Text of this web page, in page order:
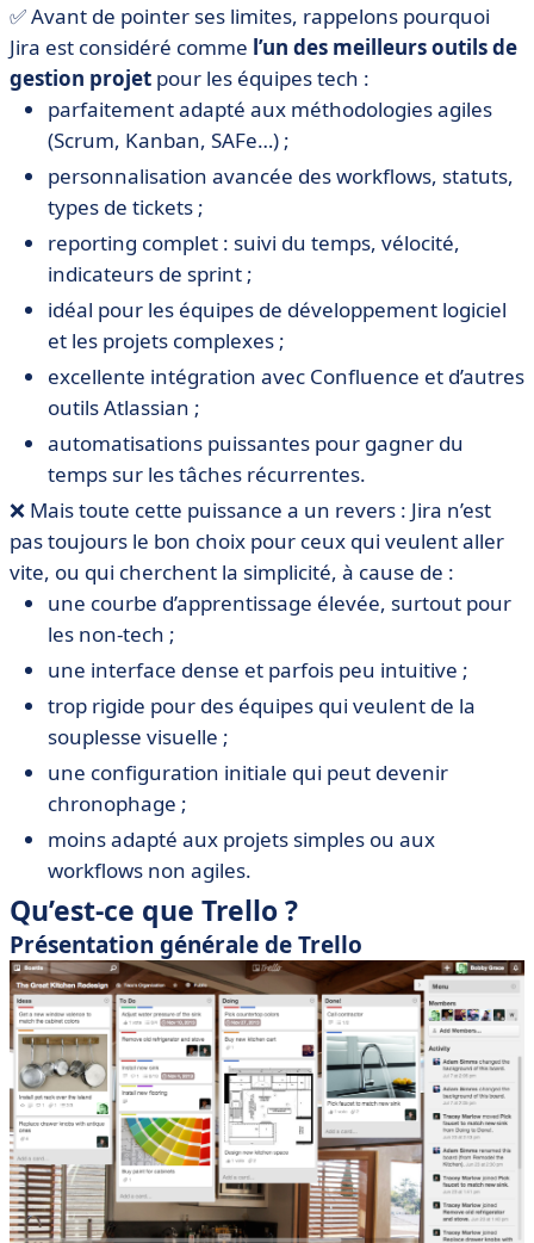
✅ Avant de pointer ses limites, rappelons pourquoi
Jira est considéré comme l’un des meilleurs outils de
gestion projet pour les équipes tech :
parfaitement adapté aux méthodologies agiles
(Scrum, Kanban, SAFe…) ;
personnalisation avancée des workflows, statuts,
types de tickets ;
reporting complet : suivi du temps, vélocité,
indicateurs de sprint ;
idéal pour les équipes de développement logiciel
et les projets complexes ;
excellente intégration avec Confluence et d’autres
outils Atlassian ;
automatisations puissantes pour gagner du
temps sur les tâches récurrentes.
❌ Mais toute cette puissance a un revers : Jira n’est
pas toujours le bon choix pour ceux qui veulent aller
vite, ou qui cherchent la simplicité, à cause de :
une courbe d’apprentissage élevée, surtout pour
les non-tech ;
une interface dense et parfois peu intuitive ;
trop rigide pour des équipes qui veulent de la
souplesse visuelle ;
une configuration initiale qui peut devenir
chronophage ;
moins adapté aux projets simples ou aux
workflows non agiles.
Qu’est-ce que Trello ?
Présentation générale de Trello